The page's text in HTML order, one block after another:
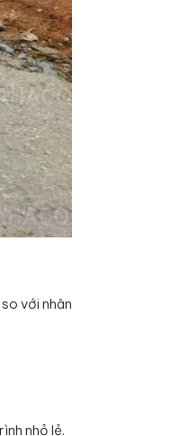
với nhân
nhỏ lẻ.